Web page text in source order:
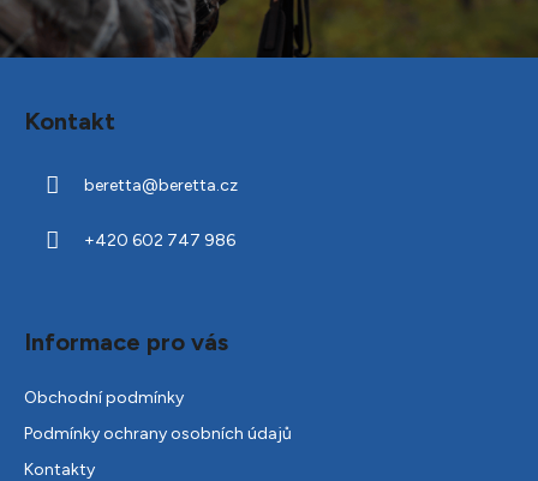
Kontakt
beretta@beretta.cz
+420 602 747 986
Informace pro vás
Obchodní podmínky
Podmínky ochrany osobních údajů
Kontakty